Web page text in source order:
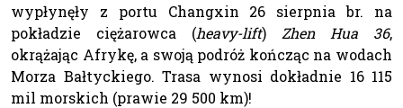
wypłynęły z portu Changxin 26 sierpnia br. na
pokładzie ciężarowca (heavy-lift) Zhen Hua 36,
okrążając Afrykę, a swoją podróż kończąc na wodach
Morza Bałtyckiego. Trasa wynosi dokładnie 16 115
mil morskich (prawie 29 500 km)!